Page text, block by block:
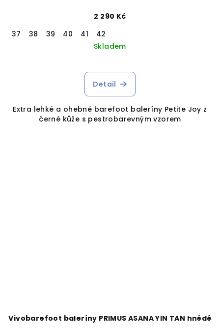
2 290 Kč
37
38 39 40 41
42
Skladem
Detail
Extra lehké a ohebné barefoot baleríny Petite Joy z
černé kůže s pestrobarevným vzorem
Vivobarefoot baleríny PRIMUS ASANA YIN TAN hnědé